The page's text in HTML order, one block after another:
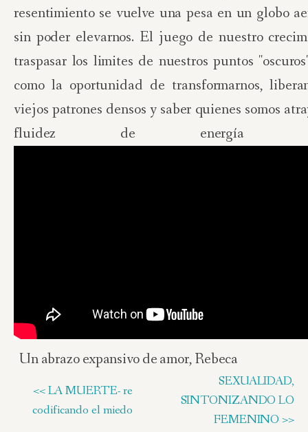
resentimiento se vuelve una pesa en un globo
sin poder elevarnos. El juego de nuestro
traspasar los limites de nuestros puntos
como la oportunidad de transformarnos,
viejos patrones densos y saber quienes somos
fluidez de energía
Un abrazo expansivo de amor, Rebeca
<< LA MUERTE- re
codificando el miedo
SEXUALIDAD,
SINTONIZANDO LO
FEMENINO >>